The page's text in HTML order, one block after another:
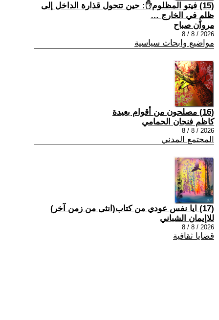
(15) فيتو المظلوم✋: حين تتحول قذارة الداخل إلى
ظلمٍ في الخارج …
مروان صباح
2026 / 8 / 8
مواضيع وابحاث سياسية
(16) مصلحون من أقوام بعيدة
كاظم فنجان الحمامي
2026 / 8 / 8
المجتمع المدني
(17) ايا نفس عودي من كتاب(انثى من زمن آخر)
للاإيمان الشباني
2026 / 8 / 8
قضايا ثقافية